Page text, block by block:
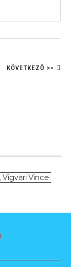
KÖVETKEZŐ >>
Vigvári Vince